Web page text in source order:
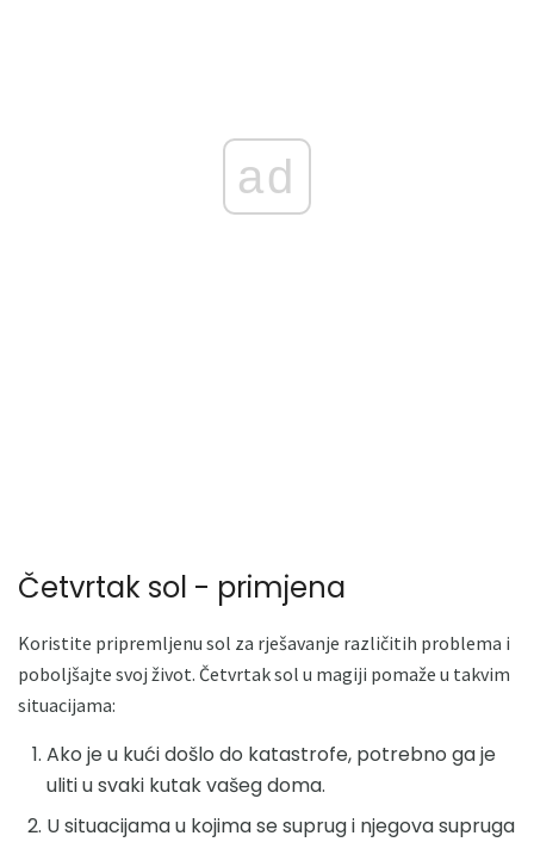
ad
Četvrtak sol - primjena
Koristite pripremljenu sol za rješavanje različitih problema i
poboljšajte svoj život. Četvrtak sol u magiji pomaže u takvim
situacijama:
Ako je u kući došlo do katastrofe, potrebno ga je
uliti u svaki kutak vašeg doma.
U situacijama u kojima se suprug i njegova supruga